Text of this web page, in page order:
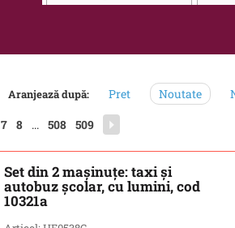
Aranjează după: Pret Noutate
7 8 ... 508 509
Set din 2 mașinuțe: taxi și
autobuz școlar, cu lumini, cod
10321a